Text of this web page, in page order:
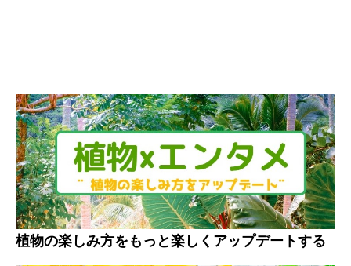
植物の楽しみ方をもっと楽しくアップデートする